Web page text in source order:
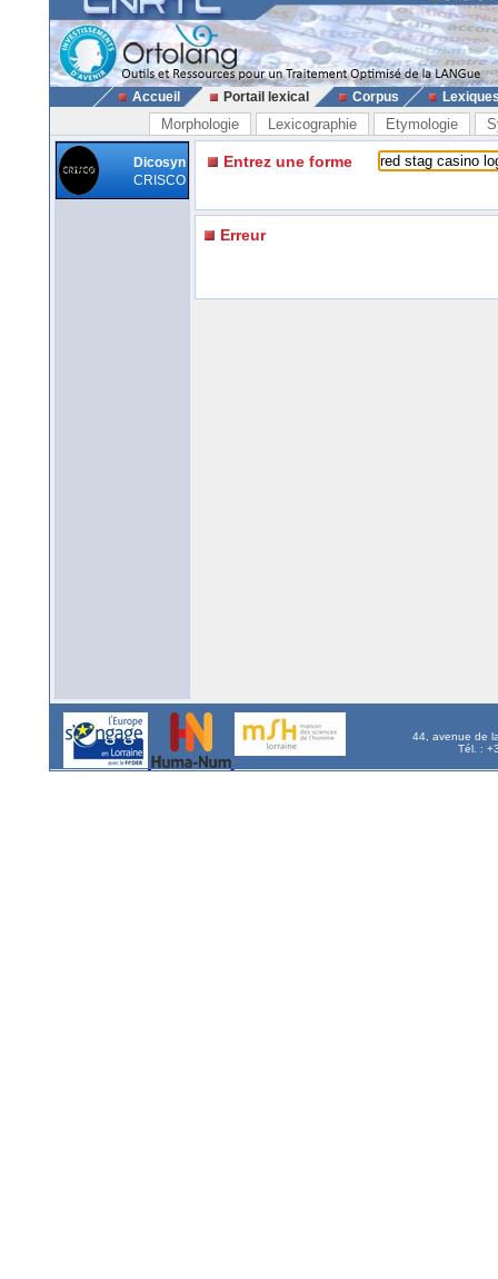
Accueil Portail lexical Corpus
Morphologie Lexicographie Etymologie
Dicosyn
CRISCO
Entrez une forme
Erreur
44, avenue de
Tél. :